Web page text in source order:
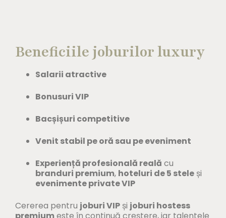
Beneficiile joburilor luxury
Salarii atractive
Bonusuri VIP
Bacșișuri competitive
Venit stabil pe oră sau pe eveniment
Experiență profesională reală cu
branduri premium, hoteluri de 5 stele și
evenimente private VIP
Cererea pentru joburi VIP și joburi hostess
premiumeste în continuă creștere, iar talentele